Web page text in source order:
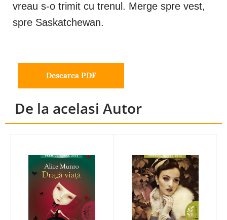
vreau s-o trimit cu trenul. Merge spre vest,
spre Saskatchewan.
Descarca PDF
De la acelasi Autor